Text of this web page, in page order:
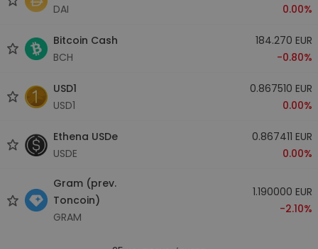
DAI
0.00%
Bitcoin Cash
BCH
184.270 EUR
-0.80%
USD1
USD1
0.867510 EUR
0.00%
Ethena USDe
USDE
0.867411 EUR
0.00%
Gram (prev.
Toncoin)
GRAM
1.190000 EUR
-2.10%